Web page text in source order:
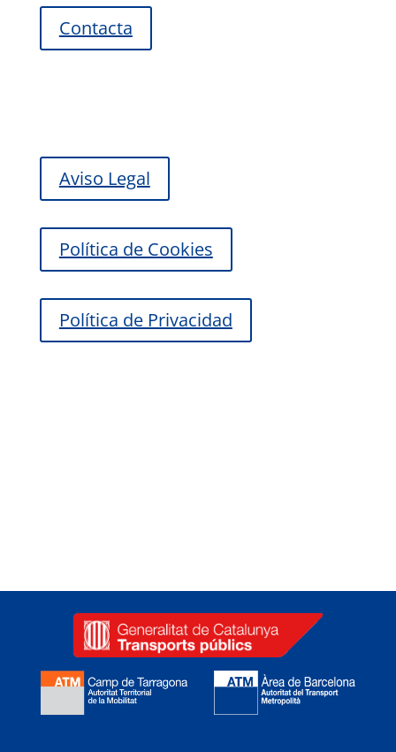
Contacta
Aviso Legal
Política de Cookies
Política de Privacidad